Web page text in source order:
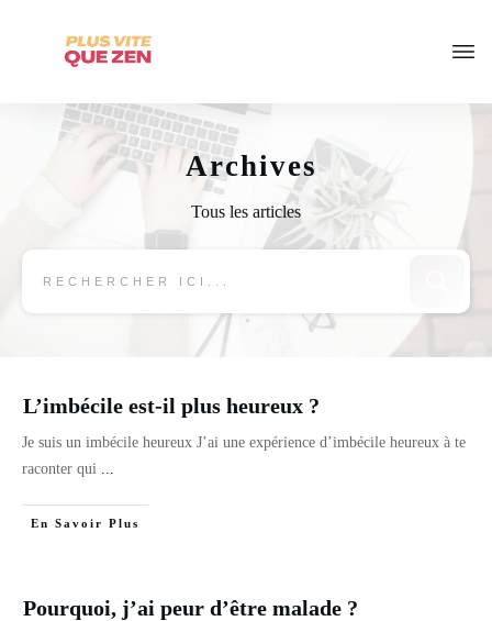
Archives
Tous les articles
L’imbécile est-il plus heureux ?
Je suis un imbécile heureux J’ai une expérience d’imbécile heureux à te
raconter qui
En Savoir Plus
Pourquoi, j’ai peur d’être malade ?